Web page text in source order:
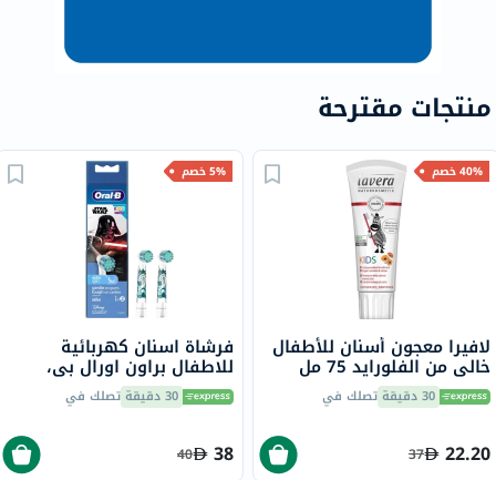
منتجات مقترحة
40% خصم
لافيرا معجون أسنان للأطفال
خالي من الفلورايد 75 مل
30 دقيقة تصلك في
22.20
37
5% خصم
فرشاة اسنان كهربائية
للاطفال براون اورال بي،
رسومات ستار وورز، شعيرات
ناعمة 30 دقيقة تصلك في
38
40